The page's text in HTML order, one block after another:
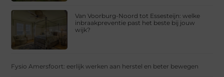
Van Voorburg-Noord tot Essesteijn: welke
inbraakpreventie past het beste bij jouw
wijk?
Fysio Amersfoort: eerlijk werken aan herstel en beter bewegen